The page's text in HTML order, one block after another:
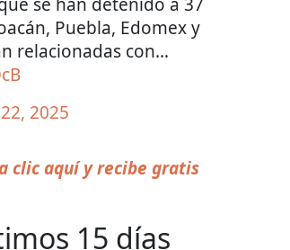
Puebla, Edomex y
relacionadas con…
2025
clic aquí y recibe gratis
15 días